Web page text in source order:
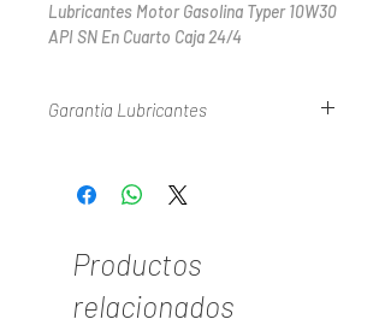
Lubricantes Motor Gasolina Typer 10W30
API SN En Cuarto Caja 24/4
Garantia Lubricantes
WWW.TYPER.COM.CO
Productos
relacionados